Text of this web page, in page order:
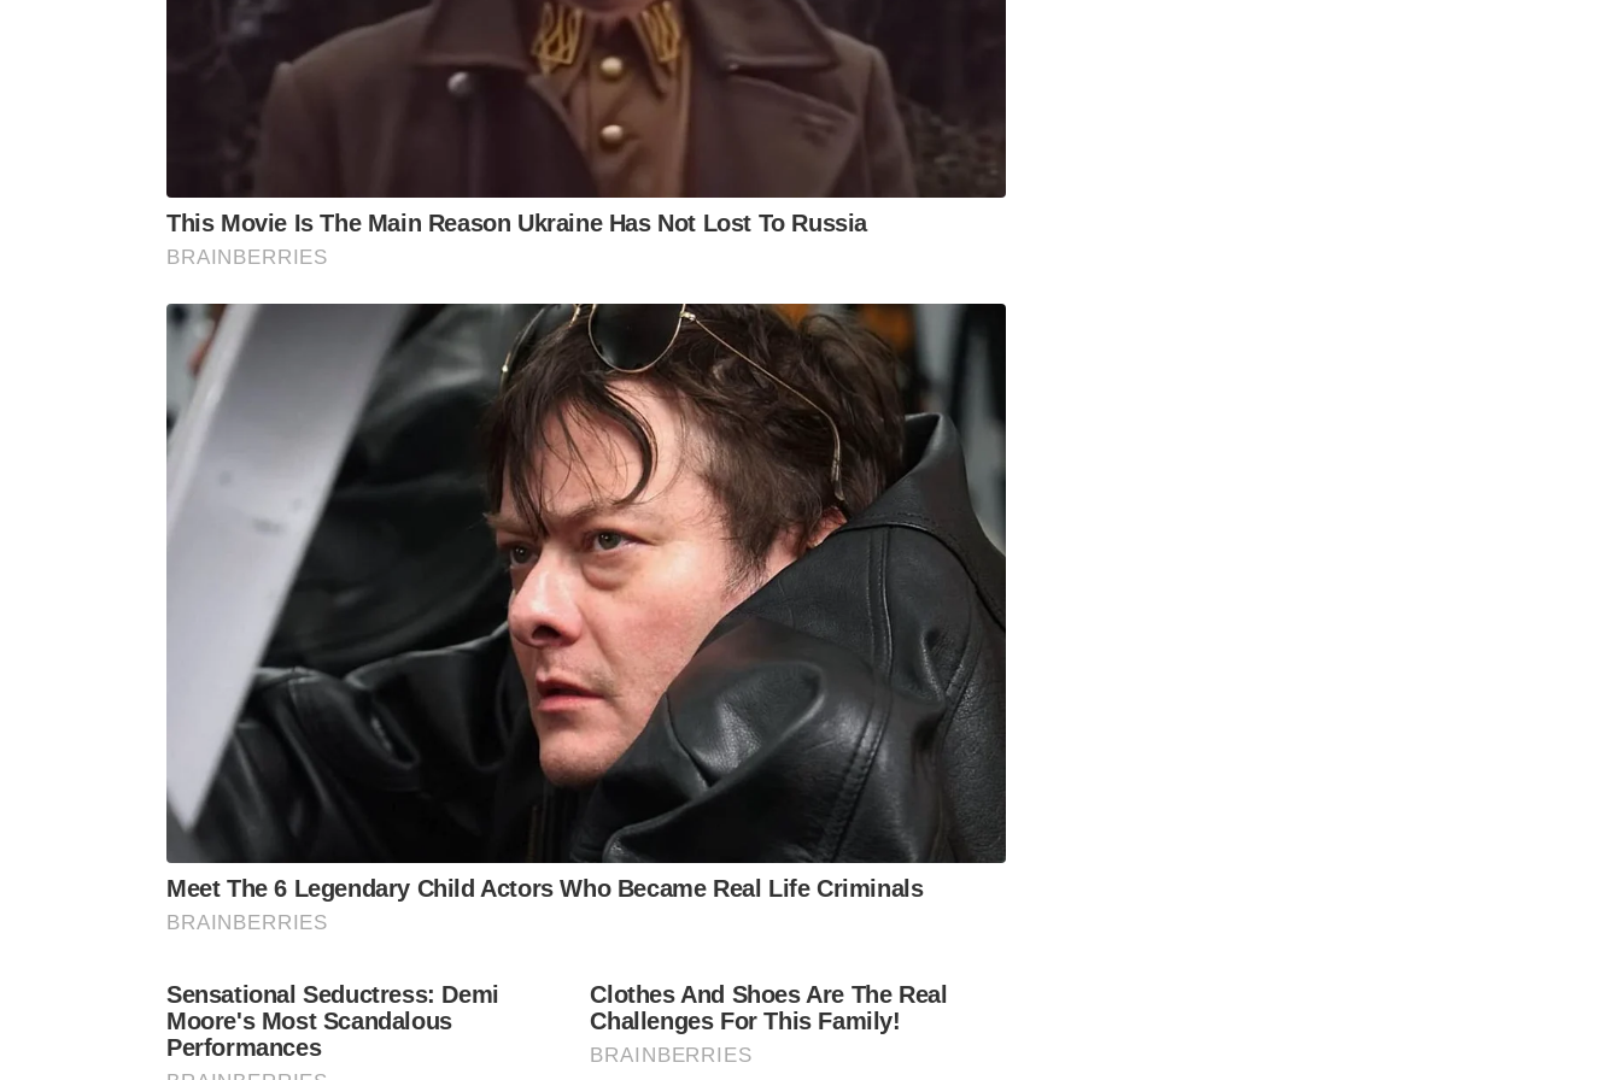
This Movie Is The Main Reason Ukraine Has Not Lost To Russia
BRAINBERRIES
Meet The 6 Legendary Child Actors Who Became Real Life Criminals
BRAINBERRIES
Sensational Seductress: Demi
Moore's Most Scandalous
Performances
Clothes And Shoes Are The Real
Challenges For This Family!
BRAINBERRIES